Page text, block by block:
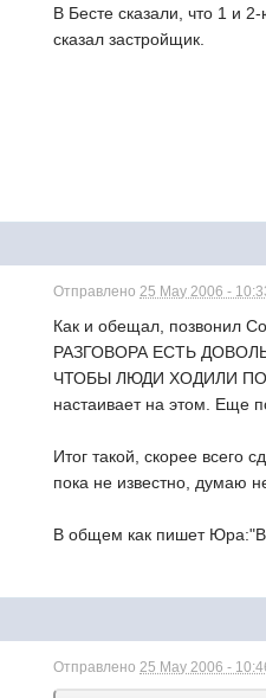
В Бесте сказали, что 1 и
сказал застройщик.
Отправлено25 May 2006 -
Как и обещал, позвонил
РАЗГОВОРА ЕСТЬ
ЧТОБЫ ЛЮДИ ХОДИЛИ ПОД
настаивает на этом. Еще
Итог такой, скорее всего
пока не известно, думаю
В общем как пишет
Отправлено25 May 2006 -